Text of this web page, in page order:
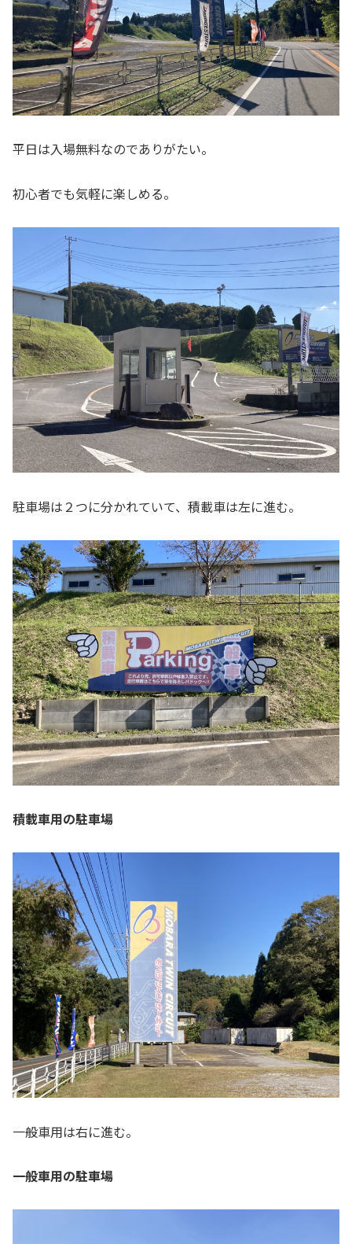
平日は入場無料なのでありがたい。
初心者でも気軽に楽しめる。
駐車場は２つに分かれていて、積載車は左に進む。
積載車用の駐車場
一般車用は右に進む。
一般車用の駐車場